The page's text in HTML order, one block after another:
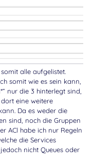
alle aufgelistet.
somit wie es sein kann,
nur die 3 hinterlegt sind,
eine weitere
Da es weder die
sind, noch die Gruppen
ACl habe ich nur Regeln
die Services
nicht Queues oder